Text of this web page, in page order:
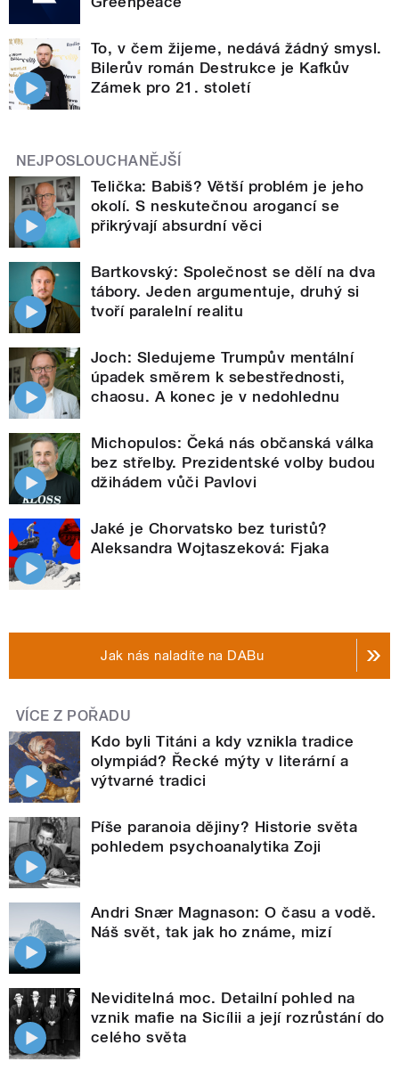
To, v čem žijeme, nedává žádný smysl.
Bilerův román Destrukce je Kafkův
Zámek pro 21. století
NEJPOSLOUCHANĚJŠÍ
Telička: Babiš? Větší problém je jeho
okolí. S neskutečnou arogancí se
přikrývají absurdní věci
Bartkovský: Společnost se dělí na dva
tábory. Jeden argumentuje, druhý si
tvoří paralelní realitu
Joch: Sledujeme Trumpův mentální
úpadek směrem k sebestřednosti,
chaosu. A konec je v nedohlednu
Michopulos: Čeká nás občanská válka
bez střelby. Prezidentské volby budou
džihádem vůči Pavlovi
Jaké je Chorvatsko bez turistů?
Aleksandra Wojtaszeková: Fjaka
Jak nás naladíte na DABu
VÍCE Z POŘADU
Kdo byli Titáni a kdy vznikla tradice
olympiád? Řecké mýty v literární a
výtvarné tradici
Píše paranoia dějiny? Historie světa
pohledem psychoanalytika Zoji
Andri Snær Magnason: O času a vodě.
Náš svět, tak jak ho známe, mizí
Neviditelná moc. Detailní pohled na
vznik mafie na Sicílii a její rozrůstání do
celého světa